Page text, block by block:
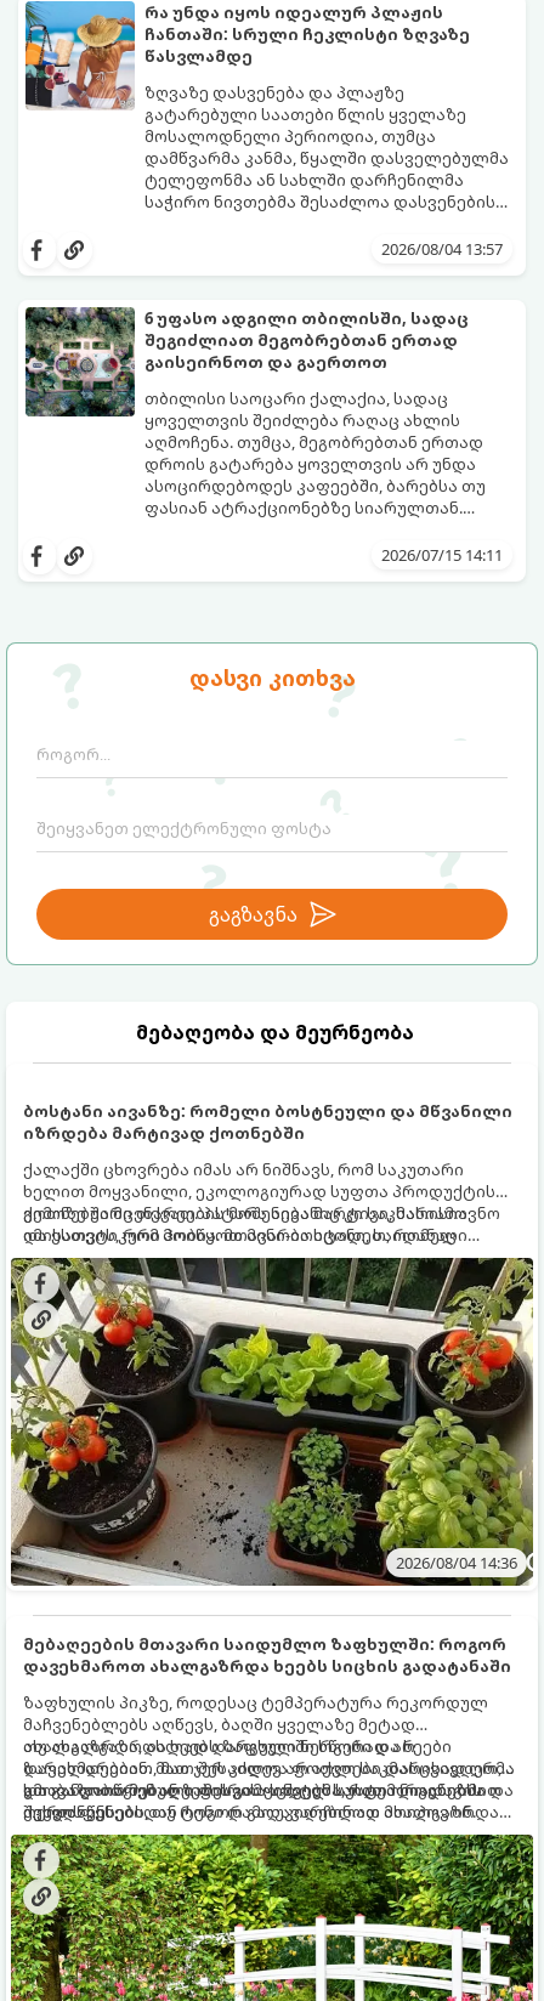
დასვი კითხვა
გაგზავნა
მებაღეობა და მეურნეობა
ბოსტანი აივანზე: რომელი ბოსტნეული და მწვანილი
იზრდება მარტივად ქოთნებში
ქალაქში ცხოვრება იმას არ ნიშნავს, რომ საკუთარი
ხელით მოყვანილი, ეკოლოგიურად სუფთა პროდუქტის
გემოზე უარი თქვათ. პატარა აივანიც კი საკმარისია
იმისათვის, რომ მოიწყოთ მინი-ბოსტანი, საიდანაც
ყოველდღიურად ახალ, არომატულ მწვანილსა და
ბოსტნეულს მოკრეფთ.
ქოთნებში მცენარეების მოშენება მარტივი, სასიამოვნო
და ესთეტიკური ჰობია. მთავარია იცოდეთ, რომელი
კულტურები ეგუებიან ქოთნის პირობებს ყველაზე კარგად
და როგორ მოუაროთ მათ სწორად.
2026/08/04 14:36
მებაღეების მთავარი საიდუმლო ზაფხულში: როგორ
დავეხმაროთ ახალგაზრდა ხეებს სიცხის გადატანაში
ზაფხულის პიკზე, როდესაც ტემპერატურა რეკორდულ
მაჩვენებლებს აღწევს, ბაღში ყველაზე მეტად
ახალგაზრდა, ახლად დარგული ნერგები და ხეები
ზარალდებიან. მათ ჯერ კიდევ არ აქვთ საკმარისად ღრმა
და განვითარებული ფესვთა სისტემა, რათა ნიადაგის
ქვედა ფენებიდან ტენი დამოუკიდებლად მოიპოვონ.
თუ ახალგაზრდა ხეებს ზაფხულში სწორად არ
დავეხმარებით, მათ შესაძლოა ფოთლები დასცვივდეთ,
ხმობა დაიწყონ ან ზამთრის ყინვებს სუსტი ორგანიზმით
შეხვდნენ.
გთავაზობთ მებაღეების გამოცდილ საიდუმლოებებსა და
ოქროს წესებს, თუ როგორ გადავარჩინოთ ახალგაზრდა
ხეები ზაფხულის სიცხეში:
რა უნდა იყოს იდეალურ პლაჟის
ჩანთაში: სრული ჩეკლისტი ზღვაზე
წასვლამდე
ზღვაზე დასვენება და პლაჟზე
გატარებული საათები წლის ყველაზე
მოსალოდნელი პერიოდია, თუმცა
დამწვარმა კანმა, წყალში დასველებულმა
ტელეფონმა ან სახლში დარჩენილმა
საჭირო ნივთებმა შესაძლოა დასვენების
კომფორტულად იგრძნოთ და არაფერი
2026/08/04 13:57
6 უფასო ადგილი თბილისში, სადაც
შეგიძლიათ მეგობრებთან ერთად
გაისეირნოთ და გაერთოთ
თბილისი საოცარი ქალაქია, სადაც
ყოველთვის შეიძლება რაღაც ახლის
აღმოჩენა. თუმცა, მეგობრებთან ერთად
დროის გატარება ყოველთვის არ უნდა
ასოცირდებოდეს კაფეებში, ბარებსა თუ
ფასიან ატრაქციონებზე სიარულთან.
სრულიად უფასო, ღია და ესთეტიკურ
ჰაერზე გასეირნება, საინტერესო
სადაც მეგობრებთან ერთად დროს
2026/07/15 14:11